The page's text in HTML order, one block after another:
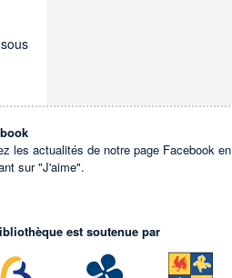
les actualités de notre page Facebook en
sur "J'aime".
est soutenue par